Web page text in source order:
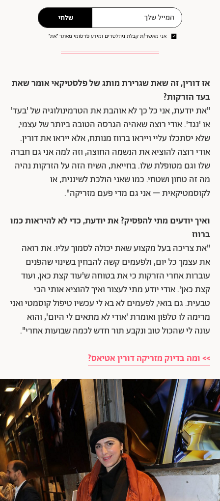
שלחי
אני מאשר/ת קבלת ניוזלטרים ומידע פרסומי מאתר ״את״
אז דורין, זה שאת שגרירת מותג של פלסטיקאי אומר שאת
בעד הזרקות?
"את יודעת, אני כל כך לא אוהבת את הטרמינולוגיה של 'בעד'
או 'נגד'. אודי רוצה שאהיה הגרסה הטובה ביותר של עצמי,
שלא יסתכלו עליי וייראו ברווז מנותח, אלא ייראו את דורין.
אודי רוצה להוציא את הנשמה החוצה, וזה למה אני גם חברה
שלו וגם מטופלת שלו. בחייאת, השיח הזה על הזרקות נהיה
מה זה טחון ושטחי. כמו שאני הולכת לשיננית, או
לקוסמטיקאית – אני גם מדי פעם מזריקה".
ואיך יודעים מתי להפסיק? את יודעת, כדי לא להיראות כמו
ברווז
"את צריכה בעל מקצוע שאת יכולה לסמוך עליו. את רואה
את עצמך כל יום, ולפעמים קשה להבחין בשינוי שהפנים
עוברות אחרי הזרקות כי את בטוחה ש'עוד קצת כאן, ועוד
קצת כאן'. אודי יודע מתי לעצור ואיך להוציא אותי הכי
טבעית. גם בואי, לפעמים לא בא לי עכשיו טיפול קוסמטי ואני
מרימה לו טלפון ואומרת 'אודי לא מתאים לי היום', והוא
עונה לי שהכול טוב ונקבע תור חדש לכמה שבועות אחרי".
>> ומה בדיוק מזריקה דורין אטיאס?